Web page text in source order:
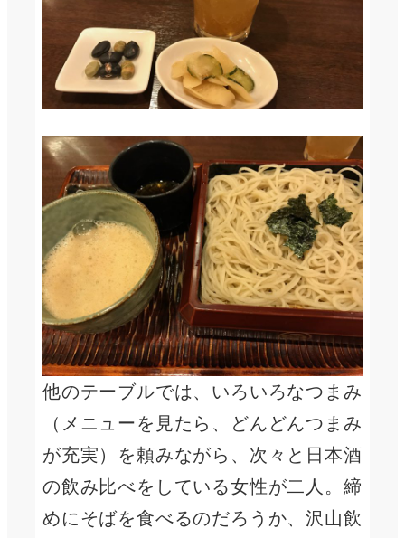
他のテーブルでは、いろいろなつまみ
（メニューを見たら、どんどんつまみ
が充実）を頼みながら、次々と日本酒
の飲み比べをしている女性が二人。締
めにそばを食べるのだろうか、沢山飲